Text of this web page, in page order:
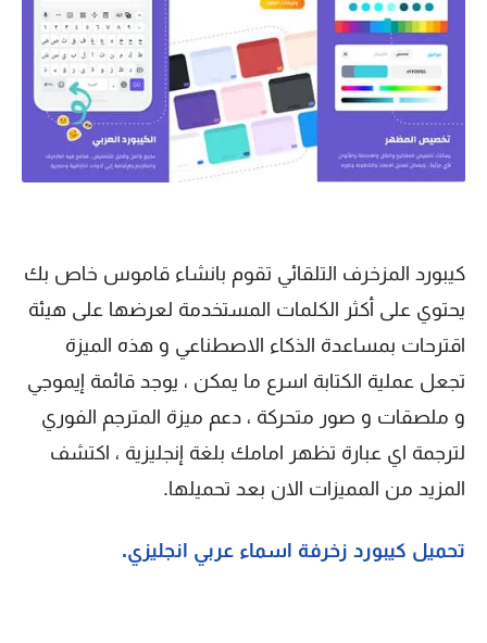
كيبورد المزخرف التلقائي تقوم بانشاء قاموس خاص بك
يحتوي على أكثر الكلمات المستخدمة لعرضها على هيئة
اقترحات بمساعدة الذكاء الاصطناعي و هذه الميزة
تجعل عملية الكتابة اسرع ما يمكن ، يوجد قائمة إيموجي
و ملصقات و صور متحركة ، دعم ميزة المترجم الفوري
لترجمة اي عبارة تظهر امامك بلغة إنجليزية ، اكتشف
المزيد من المميزات الان بعد تحميلها.
تحميل كيبورد زخرفة اسماء عربي انجليزي.